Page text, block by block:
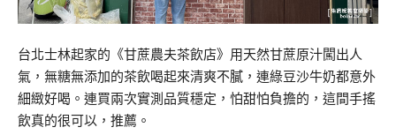
台北士林起家的《甘蔗農夫茶飲店》用天然甘蔗原汁闖出人
氣，無糖無添加的茶飲喝起來清爽不膩，連綠豆沙牛奶都意外
細緻好喝。連買兩次實測品質穩定，怕甜怕負擔的，這間手搖
飲真的很可以，推薦。